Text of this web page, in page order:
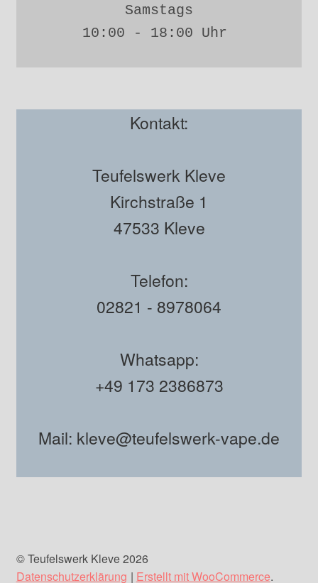
Samstags
10:00 - 18:00 Uhr
Kontakt:
Teufelswerk Kleve
Kirchstraße 1
47533 Kleve
Telefon:
02821 - 8978064
Whatsapp:
+49 173 2386873
Mail: kleve@teufelswerk-vape.de
© Teufelswerk Kleve 2026
Datenschutzerklärung
Erstellt mit WooCommerce.